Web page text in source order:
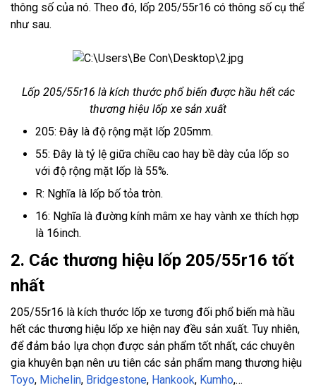
thông số của nó. Theo đó, lốp 205/55r16 có thông số cụ thể
như sau.
Lốp 205/55r16 là kích thước phổ biến được hầu hết các
thương hiệu lốp xe sản xuất
205: Đây là độ rộng mặt lốp 205mm.
55: Đây là tỷ lệ giữa chiều cao hay bề dày của lốp so
với độ rộng mặt lốp là 55%.
R: Nghĩa là lốp bố tỏa tròn.
16: Nghĩa là đường kính mâm xe hay vành xe thích hợp
là 16inch.
2. Các thương hiệu lốp 205/55r16 tốt
nhất
205/55r16 là kích thước lốp xe tương đối phổ biến mà hầu
hết các thương hiệu lốp xe hiện nay đều sản xuất. Tuy nhiên,
để đảm bảo lựa chọn được sản phẩm tốt nhất, các chuyên
gia khuyên bạn nên ưu tiên các sản phẩm mang thương hiệu
Toyo, Michelin, Bridgestone, Hankook, Kumho,…